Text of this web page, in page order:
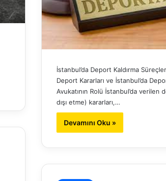
İstanbul’da Deport Kaldırma
Deport Kararları ve İstanbul’da
Avukatının Rolü İstanbul’da verilen
dışı etme) kararları,…
Devamını Oku »